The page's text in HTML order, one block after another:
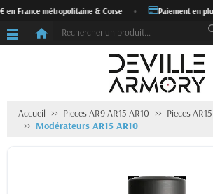
métropolitaine & Corse • Paiement en
Accueil Pieces AR9 AR15 AR10
Pieces AR15
Modérateurs AR15 AR10